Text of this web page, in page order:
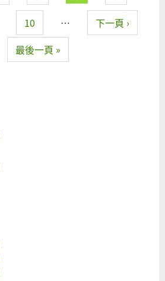
10 …
下一頁 ›
最後一頁 »